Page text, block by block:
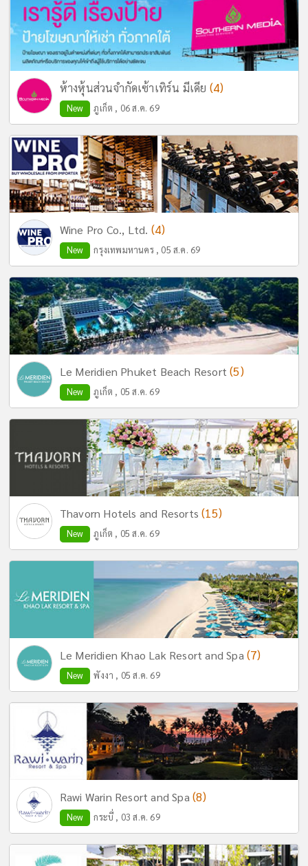
ห้างหุ้นส่วนจำกัดเซ้าเทิร์น มีเดีย (4)
New ภูเก็ต , 06 ส.ค. 69
Wine Pro Co., Ltd. (4)
New กรุงเทพมหานคร , 05 ส.ค. 69
Le Meridien Phuket Beach Resort(5)
New ภูเก็ต , 05 ส.ค. 69
Thavorn Hotels and Resorts(15)
New ภูเก็ต , 05 ส.ค. 69
Le Meridien Khao Lak Resort and Spa (7)
New พังงา , 05 ส.ค. 69
Rawi Warin Resort and Spa (8)
New กระบี่ , 03 ส.ค. 69